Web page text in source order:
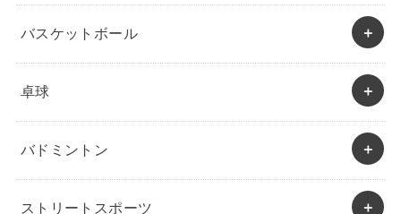
バスケットボール
卓球
バドミントン
ストリートスポーツ